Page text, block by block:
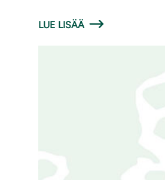
LUE LISÄÄ